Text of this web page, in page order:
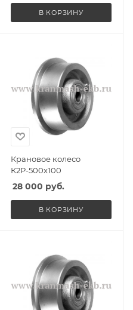
В КОРЗИНУ
Крановое колесо
К2Р-500х100
28 000 руб.
В КОРЗИНУ